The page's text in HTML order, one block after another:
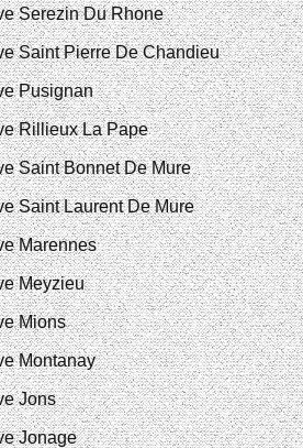
Serezin Du Rhone
Saint Pierre De Chandieu
Pusignan
Rillieux La Pape
Saint Bonnet De Mure
Saint Laurent De Mure
Marennes
Meyzieu
Mions
Montanay
Jons
Jonage